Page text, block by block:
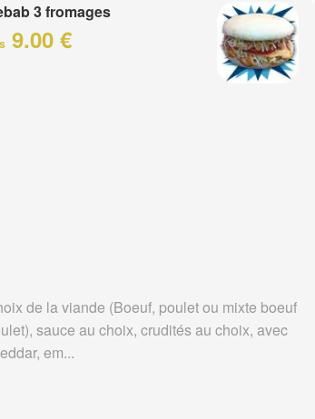
3 fromages
9.00 €
de la viande (Boeuf, poulet ou mixte boeuf
sauce au choix, crudités au choix, avec
em...